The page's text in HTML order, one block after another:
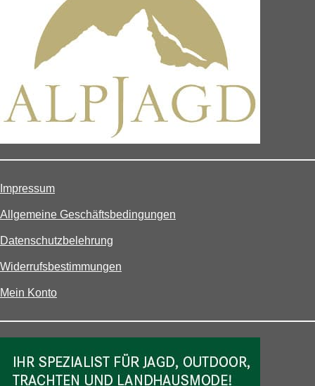
Impressum
Allgemeine Geschäftsbedingungen
Datenschutzbelehrung
Widerrufsbestimmungen
Mein Konto